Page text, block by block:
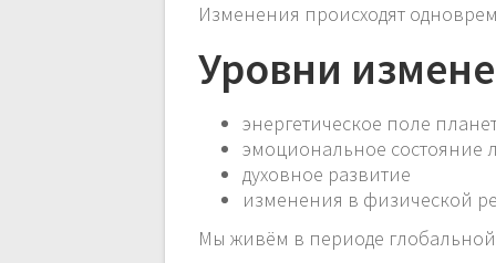
Изменения происходят
Уровни
энергетическое поле
эмоциональное состояние
духовное развитие
изменения в физической
Мы живём в периоде